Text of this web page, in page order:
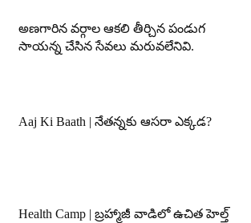
అణగారిన వర్గాల ఆకలి తీర్చిన పండుగ
సాయన్న చేసిన సేవలు మరువలేనివి.
Aaj Ki Baath | నేతన్నకు ఆసరా ఎక్కడ?
Health Camp | బ్రహ్మాజీ వాడిలో ఉచిత హెల్త్